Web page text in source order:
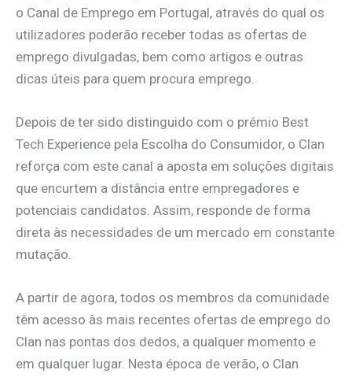
o Canal de Emprego em Portugal, através do qual os
utilizadores poderão receber todas as ofertas de
emprego divulgadas, bem como artigos e outras
dicas úteis para quem procura emprego.
Depois de ter sido distinguido com o prémio Best
Tech Experience pela Escolha do Consumidor, o Clan
reforça com este canal a aposta em soluções digitais
que encurtem a distância entre empregadores e
potenciais candidatos. Assim, responde de forma
direta às necessidades de um mercado em constante
mutação.
A partir de agora, todos os membros da comunidade
têm acesso às mais recentes ofertas de emprego do
Clan nas pontas dos dedos, a qualquer momento e
em qualquer lugar. Nesta época de verão, o Clan